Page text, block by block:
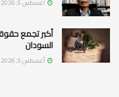
أغسطس 5, 2026
أكبر تجمع
السودان
أغسطس 5, 2026